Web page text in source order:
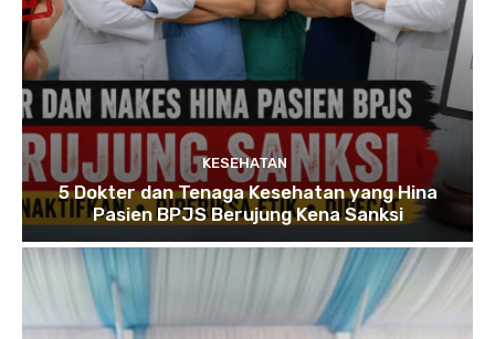
KESEHATAN
5 Dokter dan Tenaga Kesehatan yang Hina
Pasien BPJS Berujung Kena Sanksi